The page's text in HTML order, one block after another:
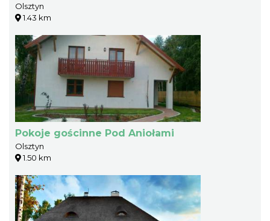
Olsztyn
1.43 km
Pokoje gościnne Pod Aniołami
Olsztyn
1.50 km